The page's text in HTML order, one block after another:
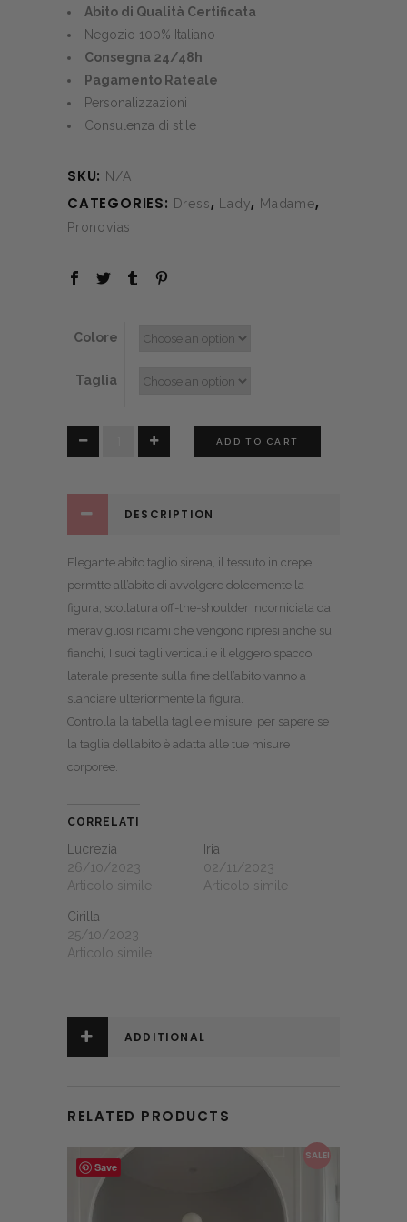
€870.00.€260.00.
Abito di Qualità Certificata
Negozio 100% Italiano
Consegna 24/48h
Pagamento Rateale
Personalizzazioni
Consulenza di stile
SKU: N/A
CATEGORIES: Dress, Lady, Madame,
Pronovias
Colore
Taglia
Amabel
quantity
ADD TO CART
DESCRIPTION
Elegante abito taglio sirena, il tessuto in crepe
permtte all’abito di avvolgere dolcemente la
figura, scollatura off-the-shoulder incorniciata da
meravigliosi ricami che vengono ripresi anche sui
fianchi, I suoi tagli verticali e il elggero spacco
laterale presente sulla fine dell’abito vanno a
slanciare ulteriormente la figura.
Controlla la tabella taglie e misure, per sapere se
la taglia dell’abito è adatta alle tue misure
corporee.
CORRELATI
Lucrezia
26/10/2023
Articolo simile
Iria
02/11/2023
Articolo simile
Cirilla
25/10/2023
Articolo simile
ADDITIONAL
RELATED PRODUCTS
Save
SALE!
This product has multiple variants. The options may be chosen on the product page